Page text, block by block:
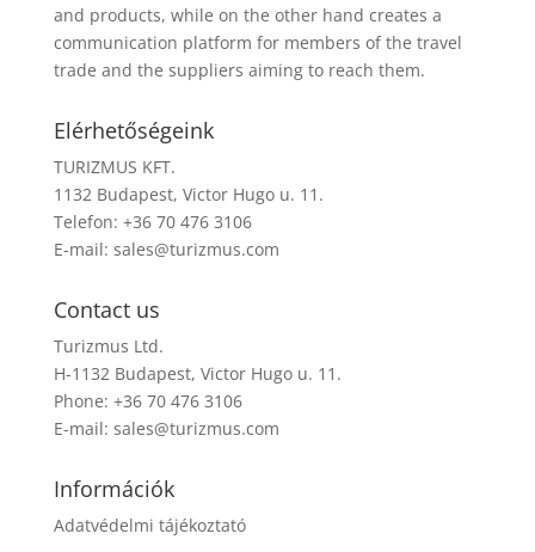
and products, while on the other hand creates a
communication platform for members of the travel
trade and the suppliers aiming to reach them.
Elérhetőségeink
TURIZMUS KFT.
1132 Budapest, Victor Hugo u. 11.
Telefon: +36 70 476 3106
E-mail: sales@turizmus.com
Contact us
Turizmus Ltd.
H-1132 Budapest, Victor Hugo u. 11.
Phone: +36 70 476 3106
E-mail: sales@turizmus.com
Információk
Adatvédelmi tájékoztató